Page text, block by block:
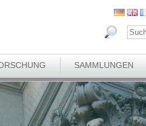
SAMMLUNGEN